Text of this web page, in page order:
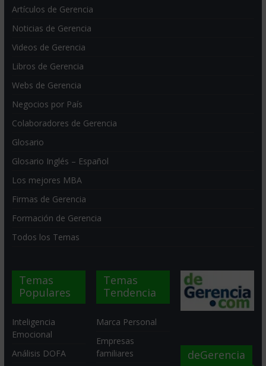
Artículos de Gerencia
Noticias de Gerencia
Videos de Gerencia
Libros de Gerencia
Webs de Gerencia
Negocios por País
Colaboradores de Gerencia
Glosario
Glosario Inglés – Español
Los mejores MBA
Firmas de Gerencia
Formación de Gerencia
Todos los Temas
Temas
Populares
Inteligencia
Emocional
Análisis DOFA
Temas
Tendencia
Marca Personal
Empresas
familiares
deGerencia